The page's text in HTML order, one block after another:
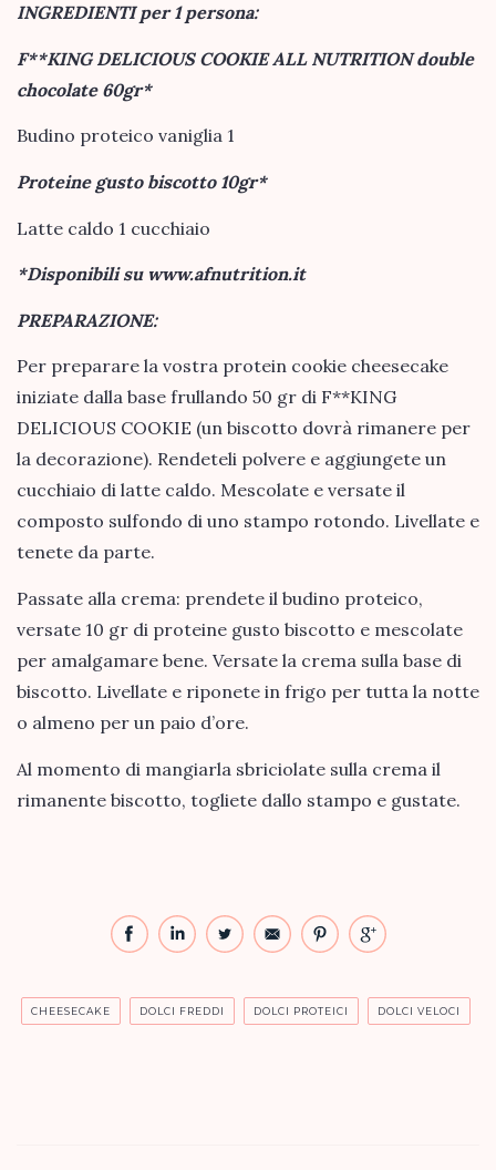
INGREDIENTI per 1 persona:
F**KING DELICIOUS COOKIE ALL NUTRITION double
chocolate 60gr*
Budino proteico vaniglia 1
Proteine gusto biscotto 10gr*
Latte caldo 1 cucchiaio
*Disponibili su www.afnutrition.it
PREPARAZIONE:
Per preparare la vostra protein cookie cheesecake
iniziate dalla base frullando 50 gr di F**KING
DELICIOUS COOKIE (un biscotto dovrà rimanere per
la decorazione). Rendeteli polvere e aggiungete un
cucchiaio di latte caldo. Mescolate e versate il
composto sulfondo di uno stampo rotondo. Livellate e
tenete da parte.
Passate alla crema: prendete il budino proteico,
versate 10 gr di proteine gusto biscotto e mescolate
per amalgamare bene. Versate la crema sulla base di
biscotto. Livellate e riponete in frigo per tutta la notte
o almeno per un paio d’ore.
Al momento di mangiarla sbriciolate sulla crema il
rimanente biscotto, togliete dallo stampo e gustate.
CHEESECAKE DOLCI FREDDI DOLCI PROTEICI DOLCI VELOCI